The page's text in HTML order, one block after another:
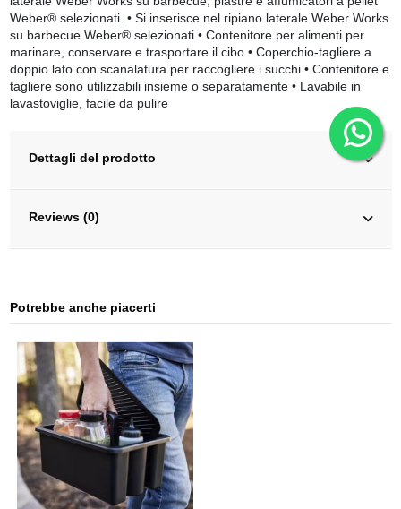
Weber® selezionati. • Si inserisce nel ripiano laterale Weber Works
su barbecue Weber® selezionati • Contenitore per alimenti per
marinare, conservare e trasportare il cibo • Coperchio-tagliere a
doppio lato con scanalatura per raccogliere i succhi • Contenitore e
tagliere sono utilizzabili insieme o separatamente • Lavabile in
lavastoviglie, facile da pulire
Dettagli del prodotto
Reviews (0)
Potrebbe anche piacerti